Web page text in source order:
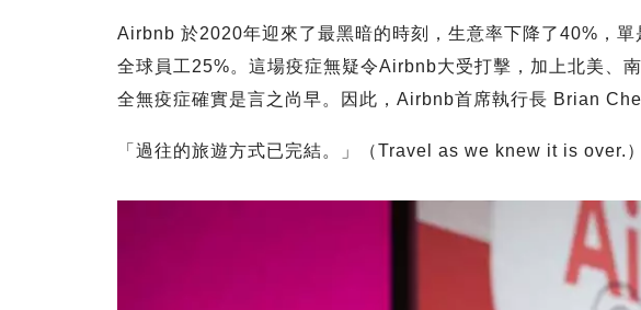
Airbnb 於2020年迎來了最黑暗的時刻，生意率下降了40%，
全球員工25%。這場疫症無疑令Airbnb大受打擊，加上北美、
全無疫症確實是言之尚早。因此，Airbnb首席執行長 Brian
「過往的旅遊方式已完結。」（Travel as we knew it is over.